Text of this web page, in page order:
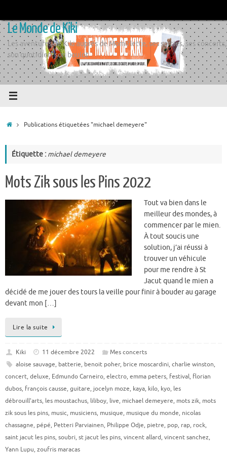
contenu
Le Monde de Kiki
Les aventures de Kiki auprès de Momiflette, ses sorties, ses concerts,
son quotidien, son boulot
AccueilPublications étiquetées "michael demeyere"
Étiquette : michael demeyere
Mots Zik sous les Pins 2022
Tout va bien dans le
meilleur des mondes, à
commencer par le mien.
À tout soucis une
solution, j’ai réussi à
trouver un véhicule
pour me rendre à St
Jacut quand le mien a
décidé de me jouer des tours la veille pour finir à bouder au garage
devant mon […]
Lire la suite
Kiki 11 décembre 2022
Mes concerts
aloise sauvage, batterie, benoit poher, brice moscardini, charlie winston,
concert, deluxe, Edmundo Carneiro, electro, emma peters, festival, florian
dubos, françois causse, guitare, jocelyn moze, kaya, kilo, kyo, les
débrouill'arts, les moustachus, liliboy, live, michael demeyere, mots zik, mots
zik sous les pins, music, musiciens, musique, musique du monde, nicolas
chassagne, pépé, Petteri Parviainen, Philippe Odje, pietre, pop, rap, rock,
saint jacut les pins, soubri, st jacut les pins, vincent allard, vincent sanchez,
Yann Lupu, zoufris maracas